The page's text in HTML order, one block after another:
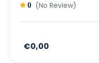
0 (No Review)
€0,00